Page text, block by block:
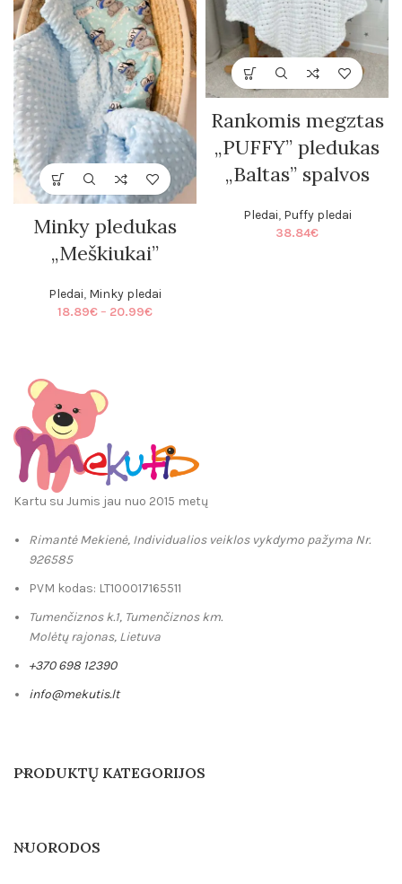
Minky pledukas
„Meškiukai”
Pledai, Minky pledai
18.89€– 20.99€Price
Rankomis megztas
„PUFFY” pledukas
„Baltas” spalvos
Pledai, Puffy pledai
38.84€
Kartu su Jumis jau nuo 2015 metų
Rimantė Mekienė, Individualios veiklos vykdymo pažyma Nr.
926585
PVM kodas: LT100017165511
Tumenčiznos k.1, Tumenčiznos km.
Molėtų rajonas, Lietuva
+370 698 12390
info@mekutis.lt
PRODUKTŲ KATEGORIJOS
NUORODOS